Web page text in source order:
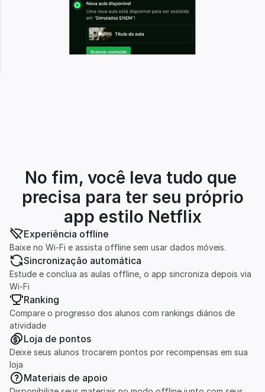
No fim, você leva tudo que
precisa para ter seu próprio
app estilo Netflix
Experiência offline
Baixe no Wi-Fi e assista offline sem usar dados móveis.
Sincronização automática
Estude e conclua as aulas offline, o app sincroniza depois via
Wi-Fi
Ranking
Compare o progresso dos alunos com rankings diários de
atividade
Loja de pontos
Deixe seus alunos trocarem pontos por recompensas em sua
loja
Materiais de apoio